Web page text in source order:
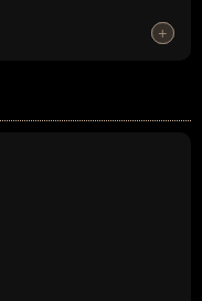
+
+